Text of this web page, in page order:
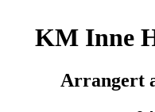
KM Inne
Arrangert